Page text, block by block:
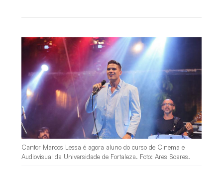
Cantor Marcos Lessa é agora aluno do curso de Cinema e
Audiovisual da Universidade de Fortaleza. Foto: Ares Soares.